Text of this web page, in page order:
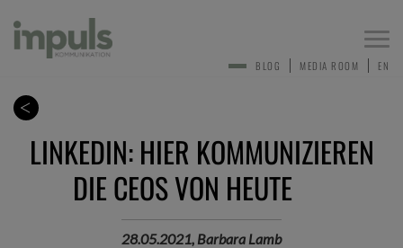
EN
MEDIA ROOM
BLOG
LINKEDIN: HIER KOMMUNIZIEREN
DIE CEOS VON HEUTE
28.05.2021, Barbara Lamb